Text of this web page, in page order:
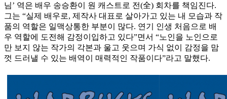
님’ 역은 배우 송승환이 원 캐스트로 전(全) 회차를 책임진다.
그는 “실제 배우로, 제작사 대표로 살아가고 있는 내 모습과 작
품의 역할은 일맥상통한 부분이 많다. 연기 인생 처음으로 배
우 역할에 도전해 감정이입하고 있다”면서 “노인을 노인으로
만 보지 않는 작가의 각본과 울고 웃으며 가식 없이 감정을 맘
껏 드러낼 수 있는 배역이 매력적인 작품이다”라고 말했다.